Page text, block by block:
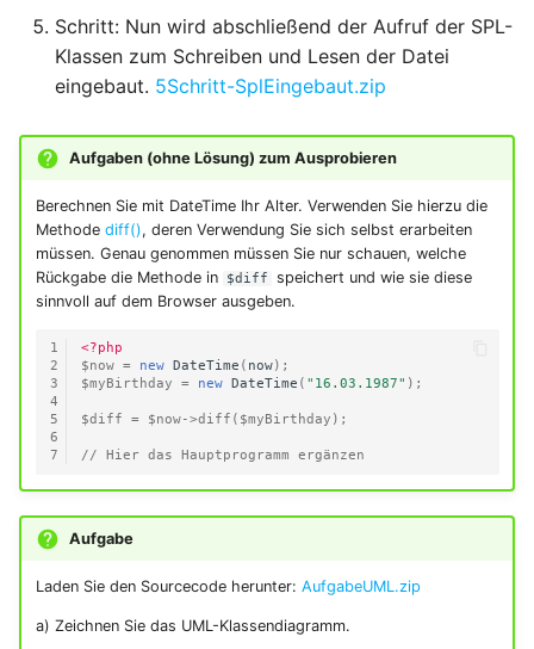
3.3.9 Beispiel
Zugangsschutz
Konfiguration
3.4 Der nginx Webserver
3.5 Der node.js Webserver
Webserver
3.7 Zusammenfassung
Kapitel Webserver
4.4.6 Fehlerausgabe auf
dem Browser
4.4.7 Debugging
4.4.8 Selbsttest zur PHP-
4.5 Operatoren in PHP
4.6 Unterprogramme und
Fehlerbehandlung
4.6.1 Unterprogramme in
PHP
4.6.3 Funktionsaufrufe
innerhalb einer Funktion
Schritt: Nun wird abschließend der Aufruf der SPL-
Klassen zum Schreiben und Lesen der Datei
eingebaut. 5Schritt-SplEingebaut.zip
Aufgaben (ohne Lösung) zum Ausprobieren
Berechnen Sie mit DateTime Ihr Alter. Verwenden Sie hierzu die
Methode diff(), deren Verwendung Sie sich selbst erarbeiten
müssen. Genau genommen müssen Sie nur schauen, welche
Rückgabe die Methode in
$diff
speichert und wie sie diese
sinnvoll auf dem Browser ausgeben.
1
2
3
4
5
6
7
<?php
$now = new DateTime ( now);
$myBirthday
= new DateTime ( "16.03.1987" );
$diff = $now->diff ( $myBirthday );
// Hier das Hauptprogramm ergänzen
Aufgabe
Laden Sie den Sourcecode herunter: AufgabeUML.zip
a) Zeichnen Sie das UML-Klassendiagramm.